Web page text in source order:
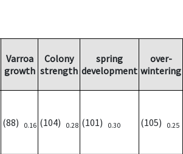
Varroa
growth
Colony
strength
spring
development
over-
wintering
(88) 0.16 (104) 0.28 (101) 0.30 (105) 0.25